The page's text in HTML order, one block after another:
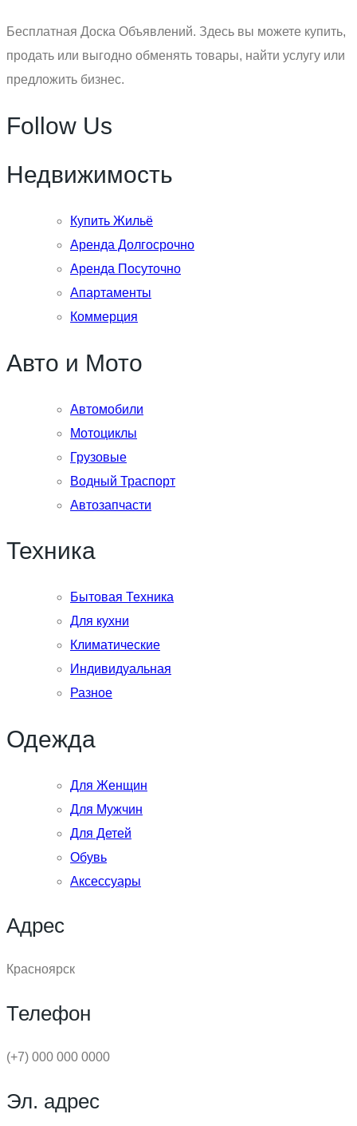
Бесплатная Доска Объявлений. Здесь вы можете купить,
продать или выгодно обменять товары, найти услугу или
предложить бизнес.
Follow Us
Недвижимость
Купить Жильё
Аренда Долгосрочно
Аренда Посуточно
Апартаменты
Коммерция
Авто и Мото
Автомобили
Мотоциклы
Грузовые
Водный Траспорт
Автозапчасти
Техника
Бытовая Техника
Для кухни
Климатические
Индивидуальная
Разное
Одежда
Для Женщин
Для Мужчин
Для Детей
Обувь
Аксессуары
Адрес
Красноярск
Телефон
(+7) 000 000 0000
Эл. адрес